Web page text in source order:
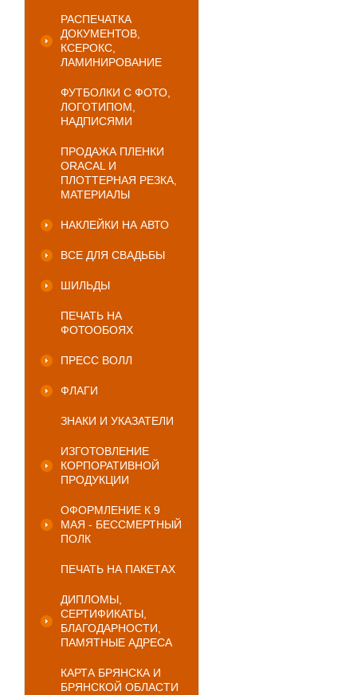
РАСПЕЧАТКА
ДОКУМЕНТОВ,
КСЕРОКС,
ЛАМИНИРОВАНИЕ
ФУТБОЛКИ С ФОТО,
ЛОГОТИПОМ,
НАДПИСЯМИ
ПРОДАЖА ПЛЕНКИ
ORACAL И
ПЛОТТЕРНАЯ РЕЗКА,
МАТЕРИАЛЫ
НАКЛЕЙКИ НА АВТО
ВСЕ ДЛЯ СВАДЬБЫ
ШИЛЬДЫ
ПЕЧАТЬ НА
ФОТООБОЯХ
ПРЕСС ВОЛЛ
ФЛАГИ
ЗНАКИ И УКАЗАТЕЛИ
ИЗГОТОВЛЕНИЕ
КОРПОРАТИВНОЙ
ПРОДУКЦИИ
ОФОРМЛЕНИЕ К 9
МАЯ - БЕССМЕРТНЫЙ
ПОЛК
ПЕЧАТЬ НА ПАКЕТАХ
ДИПЛОМЫ,
СЕРТИФИКАТЫ,
БЛАГОДАРНОСТИ,
ПАМЯТНЫЕ АДРЕСА
КАРТА БРЯНСКА И
БРЯНСКОЙ ОБЛАСТИ